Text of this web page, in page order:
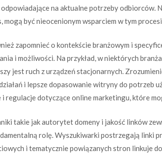
na aktualne potrzeby odbiorców.
mogą być nieocenionym wsparciem w tym
zapomnieć o kontekście branżowym i
i możliwości. Na przykład, w niektórych
jest ruch z urządzeń stacjonarnych.
i lepsze dopasowanie witryny do potrzeb
i regulacje dotyczące online marketingu, które
takie jak autorytet domeny i jakość linków
rolę. Wyszukiwarki postrzegają linki
i tematycznie powiązanych stron linkuje